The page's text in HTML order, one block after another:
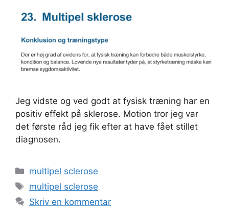
Jeg vidste og ved godt at fysisk træning har en
positiv effekt på sklerose. Motion tror jeg var
det første råd jeg fik efter at have fået stillet
diagnosen.
Kategorier
multipel sclerose
Tags
multipel sclerose
Skriv en kommentar